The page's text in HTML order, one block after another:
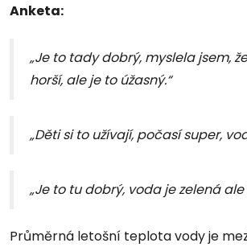
Anketa:
„Je to tady dobrý, myslela jsem,
horší, ale je to úžasný.“
„Děti si to užívají, počasí super,
„Je to tu dobrý, voda je zelená ale
Průměrná letošní teplota vody je